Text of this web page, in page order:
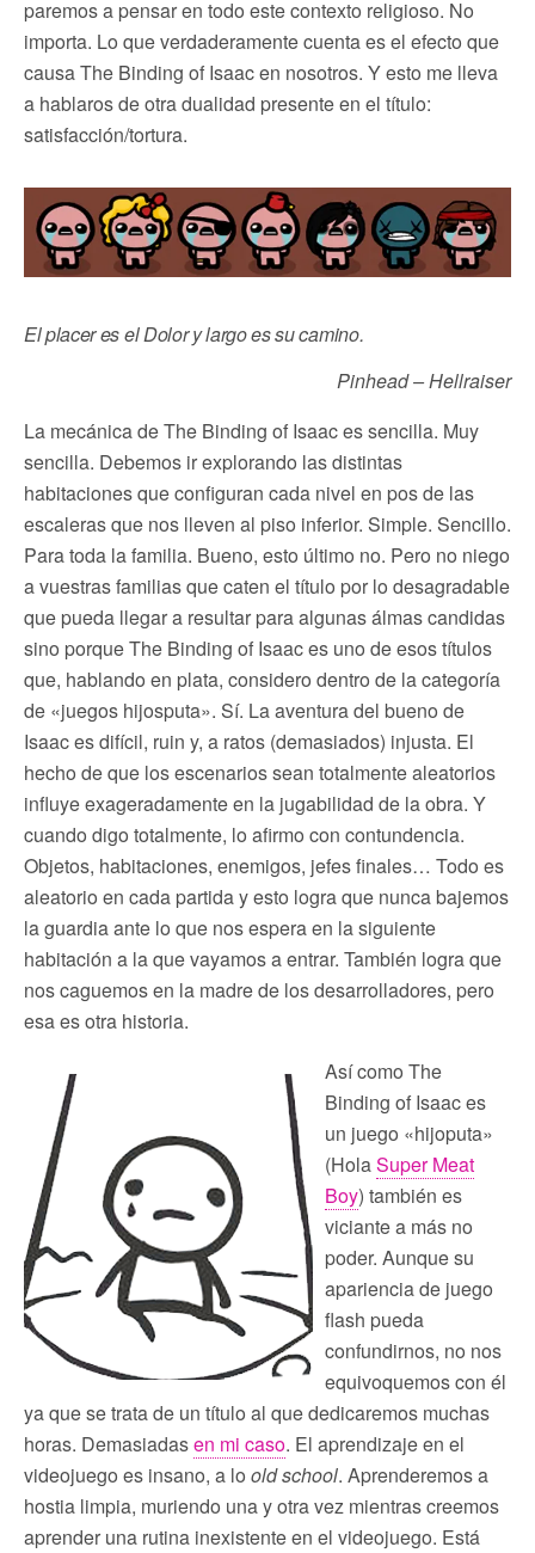
paremos a pensar en todo este contexto religioso. No
importa. Lo que verdaderamente cuenta es el efecto que
causa The Binding of Isaac en nosotros. Y esto me lleva
a hablaros de otra dualidad presente en el título:
satisfacción/tortura.
El placer es el Dolor y largo es su camino.
Pinhead – Hellraiser
La mecánica de The Binding of Isaac es sencilla. Muy
sencilla. Debemos ir explorando las distintas
habitaciones que configuran cada nivel en pos de las
escaleras que nos lleven al piso inferior. Simple. Sencillo.
Para toda la familia. Bueno, esto último no. Pero no niego
a vuestras familias que caten el título por lo desagradable
que pueda llegar a resultar para algunas álmas candidas
sino porque The Binding of Isaac es uno de esos títulos
que, hablando en plata, considero dentro de la categoría
de «juegos hijosputa». Sí. La aventura del bueno de
Isaac es difícil, ruin y, a ratos (demasiados) injusta. El
hecho de que los escenarios sean totalmente aleatorios
influye exageradamente en la jugabilidad de la obra. Y
cuando digo totalmente, lo afirmo con contundencia.
Objetos, habitaciones, enemigos, jefes finales… Todo es
aleatorio en cada partida y esto logra que nunca bajemos
la guardia ante lo que nos espera en la siguiente
habitación a la que vayamos a entrar. También logra que
nos caguemos en la madre de los desarrolladores, pero
esa es otra historia.
Así como The
Binding of Isaac es
un juego «hijoputa»
(HolaSuper Meat
Boy) también es
viciante a más no
poder. Aunque su
apariencia de juego
flash pueda
confundirnos, no nos
equivoquemos con él
ya que se trata de un título al que dedicaremos muchas
horas. Demasiadasen mi caso. El aprendizaje en el
videojuego es insano, a lo old school. Aprenderemos a
hostia limpia, muriendo una y otra vez mientras creemos
aprender una rutina inexistente en el videojuego. Está